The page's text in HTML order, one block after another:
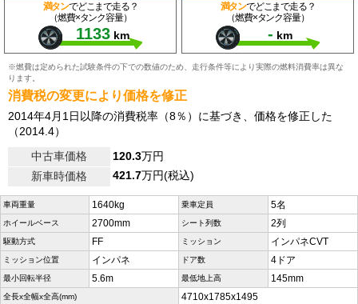
満タンでどこまで走る？
（燃費×タンク容量）
1133 km
満タンでどこまで走る？
（燃費×タンク容量）
- km
※燃費は定められた試験条件の下での数値のため、走行条件等により実際の燃料消費率は異な
ります。
消費税の変更により価格を修正
2014年4月1日以降の消費税率（8％）に基づき、価格を修正した
（2014.4）
中古車価格
120.3万円
新車時価格
421.7万円(税込)
車両重量 1640kg 乗車定員 5名
ホイールベース 2700mm シート列数 2列
駆動方式 FF ミッション インパネCVT
ミッション位置 インパネ ドア数 4ドア
最小回転半径 5.6m 最低地上高 145mm
全長x全幅x全高(mm) 4710x1785x1495